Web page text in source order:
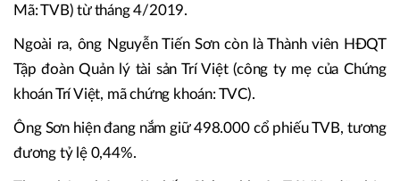
Mã: TVB) từ tháng 4/2019.
Ngoài ra, ông Nguyễn Tiến Sơn còn là Thành viên HĐQT
Tập đoàn Quản lý tài sản Trí Việt (công ty mẹ của Chứng
khoán Trí Việt, mã chứng khoán: TVC).
Ông Sơn hiện đang nắm giữ 498.000 cổ phiếu TVB, tương
đương tỷ lệ 0,44%.